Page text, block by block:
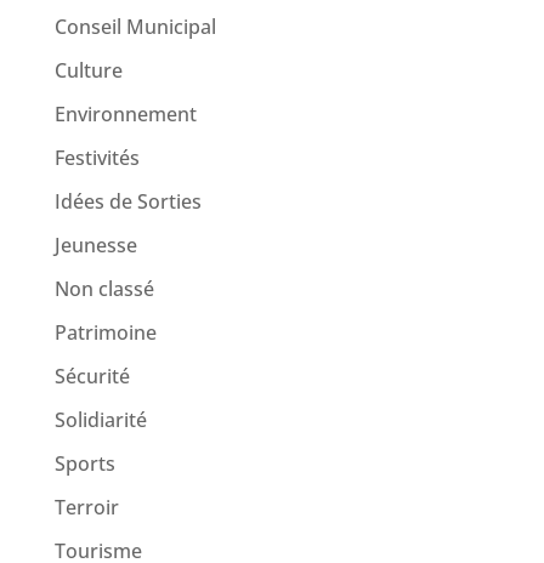
Conseil Municipal
Culture
Environnement
Festivités
Idées de Sorties
Jeunesse
Non classé
Patrimoine
Sécurité
Solidiarité
Sports
Terroir
Tourisme